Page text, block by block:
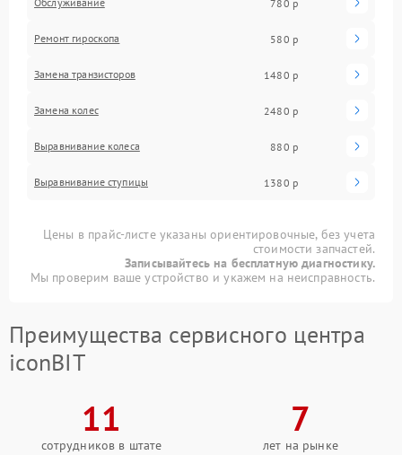
780 р
Ремонт гироскопа 580 р
Замена транзисторов 1480 р
Замена колес 2480 р
Выравнивание колеса 880 р
Выравнивание ступицы 1380 р
Цены в прайс-листе указаны ориентировочные, без учета
стоимости запчастей.
Записывайтесь на бесплатную диагностику.
Мы проверим ваше устройство и укажем на неисправность.
Преимущества сервисного центра
iconBIT
11
сотрудников в штате
7
лет на рынке